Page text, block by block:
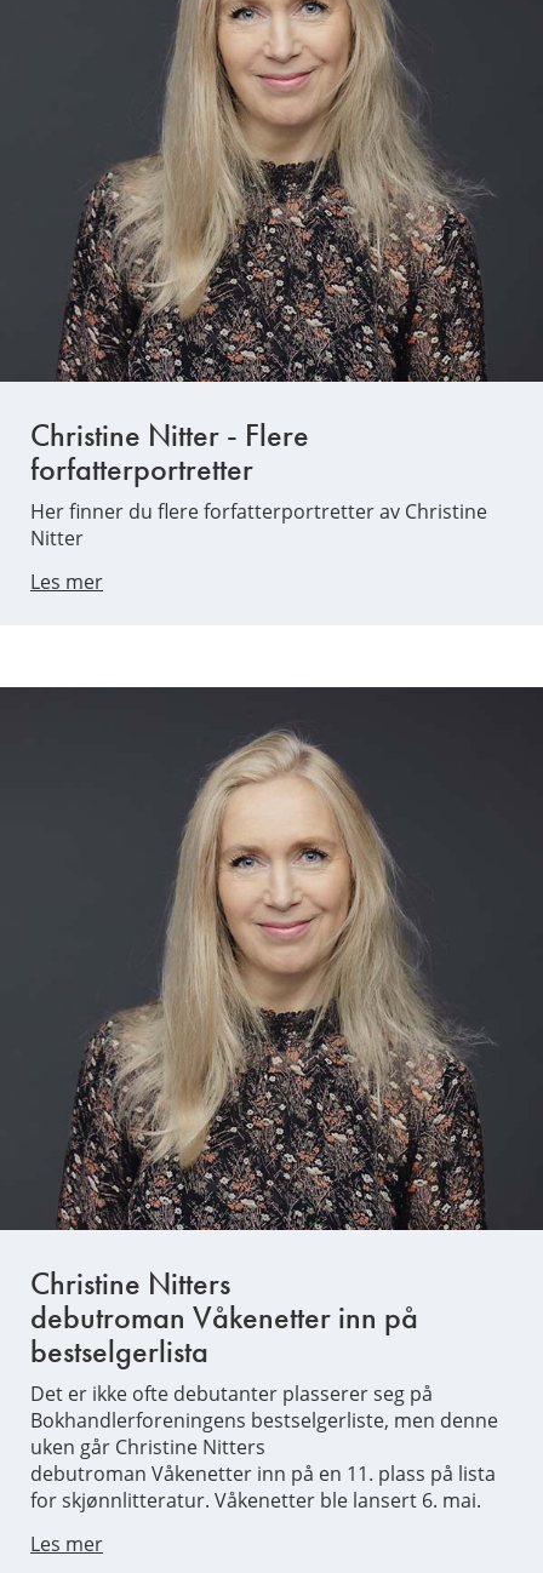
Christine Nitter - Flere
forfatterportretter
Her finner du flere forfatterportretter av Christine
Nitter
Les mer
Christine Nitters
debutroman Våkenetter inn på
bestselgerlista
Det er ikke ofte debutanter plasserer seg på
Bokhandlerforeningens bestselgerliste, men denne
uken går Christine Nitters
debutroman Våkenetter inn på en 11. plass på lista
for skjønnlitteratur. Våkenetter ble lansert 6. mai.
Les mer